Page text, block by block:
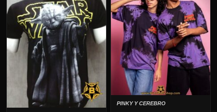
PINKY Y CEREBRO